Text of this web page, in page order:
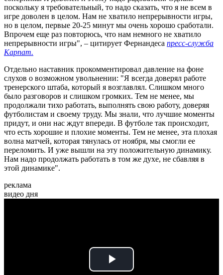
поскольку я требовательный, то надо сказать, что я не всем в
игре доволен в целом. Нам не хватило непрерывности игры,
но в целом, первые 20-25 минут мы очень хорошо сработали.
Впрочем еще раз повторюсь, что нам немного не хватило
непрерывности игры", – цитирует Фернандеса пресс-служба
Карпат.
Отдельно наставник прокомментировал давление на фоне
слухов о возможном увольнении: "Я всегда доверял работе
тренерского штаба, который я возглавлял. Слишком много
было разговоров и слишком громких. Тем не менее, мы
продолжали тихо работать, выполнять свою работу, доверяя
футболистам и своему труду. Мы знали, что лучшие моменты
придут, и они нас ждут впереди. В футболе так происходит,
что есть хорошие и плохие моменты. Тем не менее, эта плохая
волна матчей, которая тянулась от ноября, мы смогли ее
переломить. И уже вышли на эту положительную динамику.
Нам надо продолжать работать в том же духе, не сбавляя в
этой динамике".
реклама
видео дня
Play